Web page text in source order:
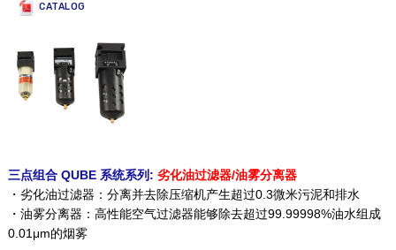
CATALOG
三点组合 QUBE 系统系列:劣化油过滤器/油雾分离器
・劣化油过滤器：分离并去除压缩机产生超过0.3微米污泥和排水
・油雾分离器：高性能空气过滤器能够除去超过99.99998%油水组成
0.01μm的烟雾